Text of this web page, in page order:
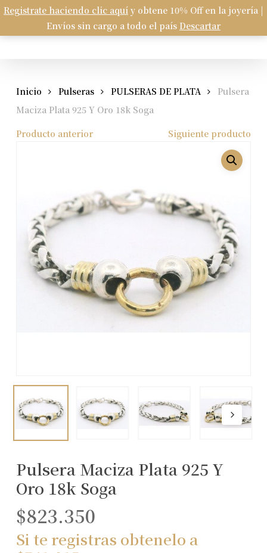
Registrate haciendo clic aquí y obtene 10% Off en la joyería |
Envíos sin cargo a todo el país Descartar
Skip
main
search
Carrito Cart
Inicio Pulseras PULSERAS DE PLATA
Pulsera
Maciza Plata 925 Y Oro 18k Soga
Producto anterior
Siguiente producto
Pulsera Maciza Plata 925 Y
Oro 18k Soga
$823.350
Si te registras obtenelo a